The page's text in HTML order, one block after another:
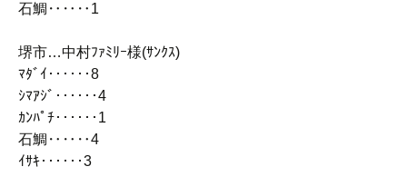
石鯛‥‥‥1
堺市…中村ﾌｧﾐﾘｰ様(ｻﾝｸｽ)
ﾏﾀﾞｲ‥‥‥8
ｼﾏｱｼﾞ‥‥‥4
ｶﾝﾊﾟﾁ‥‥‥1
石鯛‥‥‥4
ｲｻｷ‥‥‥3